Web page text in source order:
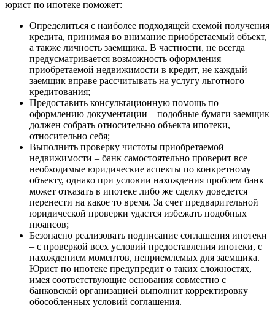
юрист по ипотеке поможет:
Определиться с наиболее подходящей схемой получения
кредита, принимая во внимание приобретаемый объект,
а также личность заемщика. В частности, не всегда
предусматривается возможность оформления
приобретаемой недвижимости в кредит, не каждый
заемщик вправе рассчитывать на услугу льготного
кредитования;
Предоставить консультационную помощь по
оформлению документации – подобные бумаги заемщик
должен собрать относительно объекта ипотеки,
относительно себя;
Выполнить проверку чистоты приобретаемой
недвижимости – банк самостоятельно проверит все
необходимые юридические аспекты по конкретному
объекту, однако при условии нахождения проблем банк
может отказать в ипотеке либо же сделку доведется
перенести на какое то время. За счет предварительной
юридической проверки удастся избежать подобных
нюансов;
Безопасно реализовать подписание соглашения ипотеки
– с проверкой всех условий предоставления ипотеки, с
нахождением моментов, неприемлемых для заемщика.
Юрист по ипотеке предупредит о таких сложностях,
имея соответствующие основания совместно с
банковской организацией выполнит корректировку
обособленных условий соглашения.